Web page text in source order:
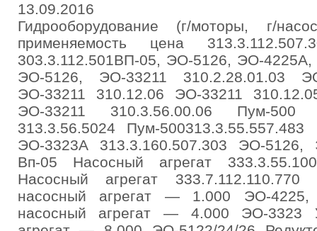
13.09.2016
Гидрооборудование (г/моторы, г/
применяемость цена
303.3.112.501ВП-05, ЭО-5126, ЭО-4225А,
ЭО-5126, ЭО-33211 310.2.28.01.03
ЭО-33211 310.12.06 ЭО-33211
ЭО-33211 310.3.56.00.06 Пум-500
313.3.56.5024 Пум-500313.3.55.557.483
ЭО-3323А 313.3.160.507.303 ЭО-5126,
Вп-05 Насосный агрегат
Насосный агрегат
насосный агрегат — 1.000 ЭО-4225,
насосный агрегат — 4.000 ЭО-3323